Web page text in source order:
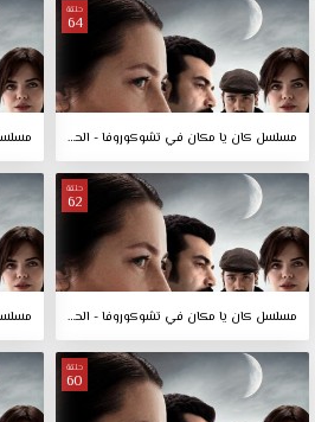
حلقة
64
مسلسل كان يا مكان في تشوكوروفا - الحلقة 64
حلقة
62
مسلسل كان يا مكان في تشوكوروفا - الحلقة 62
حلقة
60